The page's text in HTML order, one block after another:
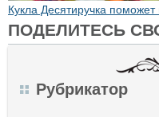
Кукла Десятиручка
ПОДЕЛИТЕСЬ
Рубрикатор